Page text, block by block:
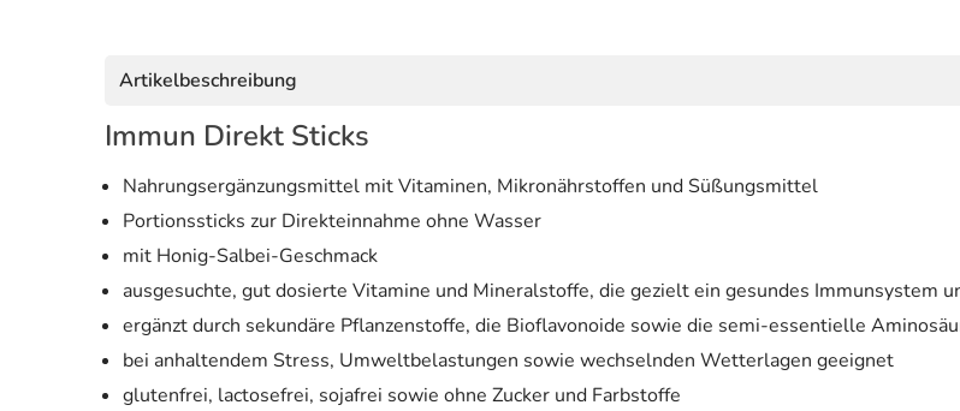
Artikelbeschreibung
Immun Direkt Sticks
Nahrungsergänzungsmittel mit Vitaminen, Mikronährstoffen und Süßungsmittel
Portionssticks zur Direkteinnahme ohne Wasser
mit Honig-Salbei-Geschmack
ausgesuchte, gut dosierte Vitamine und Mineralstoffe, die gezielt ein gesundes Immunsystem
ergänzt durch sekundäre Pflanzenstoffe, die Bioflavonoide sowie die semi-essentielle
bei anhaltendem Stress, Umweltbelastungen sowie wechselnden Wetterlagen geeignet
glutenfrei, lactosefrei, sojafrei sowie ohne Zucker und Farbstoffe